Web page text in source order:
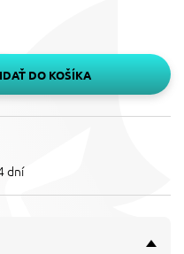
DO KOŠÍKA
dní